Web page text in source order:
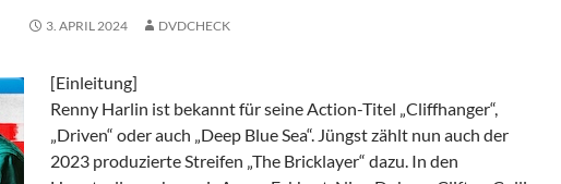
3. APRIL 2024 DVDCHECK
[Einleitung]
Renny Harlin ist bekannt für seine Action-Titel „Cliffhanger“,
„Driven“ oder auch „Deep Blue Sea“. Jüngst zählt nun auch der
2023 produzierte Streifen „The Bricklayer“ dazu. In den